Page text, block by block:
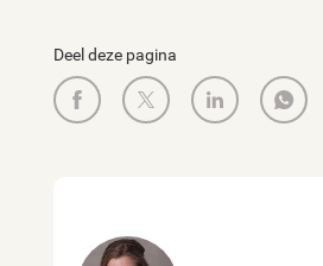
Deel deze pagina